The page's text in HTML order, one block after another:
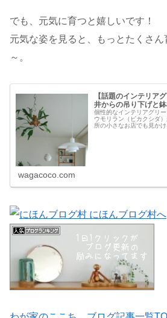
でも、元気に育つと嬉しいです！
元気な姿を見ると、もっとたくさ
～。
【話題のインテリア
井からの吊り下げと
個性的なインテリアグリー
ウモリラン（ビカクシダ
所の小さなお店でも見か
wagacoco.com